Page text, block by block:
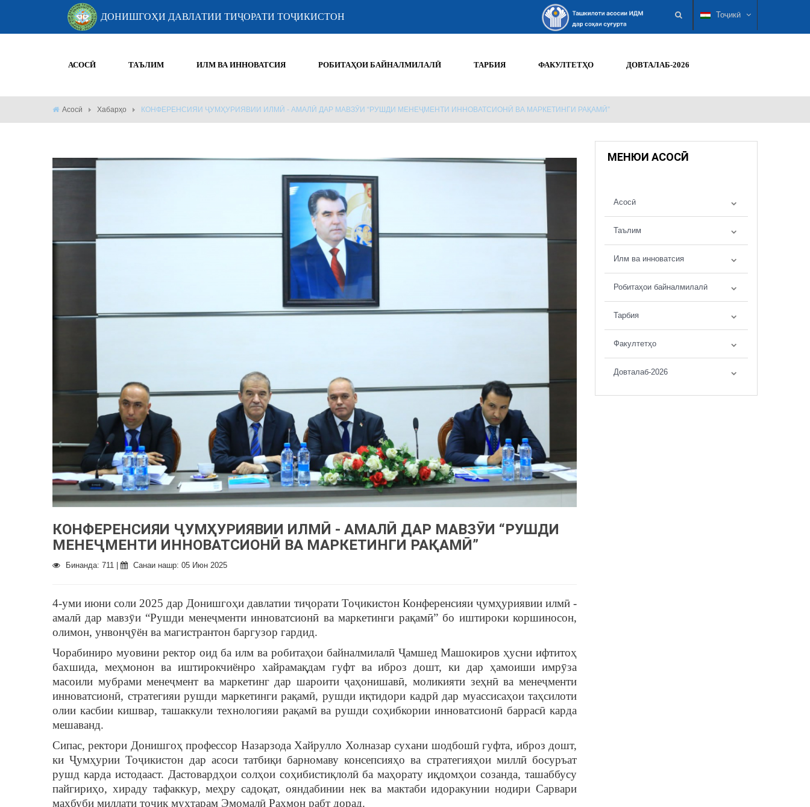
ДОНИШГОҲИ ДАВЛАТИИ ТИҶОРАТИ ТОҶИКИСТОН Тоҷикӣ
АСОСӢ ТАЪЛИМ ИЛМ ВА ИННОВАТСИЯ РОБИТАҲОИ БАЙНАЛМИЛАЛӢ ТАРБИЯ ФАКУЛТЕТҲО ДОВТАЛАБ-2026
Асосӣ Хабарҳо КОНФЕРЕНСИЯИ ҶУМҲУРИЯВИИ ИЛМӢ - АМАЛӢ ДАР МАВЗӮИ “РУШДИ МЕНЕҶМЕНТИ ИННОВАТСИОНӢ ВА МАРКЕТИНГИ РАҚАМӢ”
КОНФЕРЕНСИЯИ ҶУМҲУРИЯВИИ ИЛМӢ - АМАЛӢ ДАР МАВЗӮИ “РУШДИ
МЕНЕҶМЕНТИ ИННОВАТСИОНӢ ВА МАРКЕТИНГИ РАҚАМӢ”
Бинанда: 711 | Санаи нашр: 05 Июн 2025
4-уми июни соли 2025 дар Донишгоҳи давлатии тиҷорати Тоҷикистон Конференсияи ҷумҳуриявии илмӣ -
амалӣ дар мавзӯи “Рушди менеҷменти инноватсионӣ ва маркетинги рақамӣ” бо иштироки коршиносон,
олимон, унвонҷӯён ва магистрантон баргузор гардид.
Чорабиниро муовини ректор оид ба илм ва робитаҳои байналмилалӣ Ҷамшед Машокиров ҳусни ифтитоҳ
бахшида, меҳмонон ва иштирокчиёнро хайрамақдам гуфт ва иброз дошт, ки дар ҳамоиши имрӯза
масоили мубрами менеҷмент ва маркетинг дар шароити ҷаҳонишавӣ, моликияти зеҳнӣ ва менеҷменти
инноватсионӣ, стратегияи рушди маркетинги рақамӣ, рушди иқтидори кадрӣ дар муассисаҳои таҳсилоти
олии касбии кишвар, ташаккули технологияи рақамӣ ва рушди соҳибкории инноватсионӣ баррасӣ карда
мешаванд.
Сипас, ректори Донишгоҳ профессор Назарзода Хайрулло Холназар сухани шодбошӣ гуфта, иброз дошт,
ки Ҷумҳурии Тоҷикистон дар асоси татбиқи барномаву консепсияҳо ва стратегияҳои миллӣ босуръат
рушд карда истодааст. Дастовардҳои солҳои соҳибистиқлолӣ ба маҳорату иқдомҳои созанда, ташаббусу
пайгириҳо, хираду тафаккур, меҳру садоқат, ояндабинии нек ва мактаби идоракунии нодири Сарвари
маҳбуби миллати тоҷик муҳтарам Эмомалӣ Раҳмон рабт дорад.
МЕНЮИ АСОСӢ
Асосӣ
Таълим
Илм ва инноватсия
Робитаҳои байналмилалӣ
Тарбия
Факултетҳо
Довталаб-2026